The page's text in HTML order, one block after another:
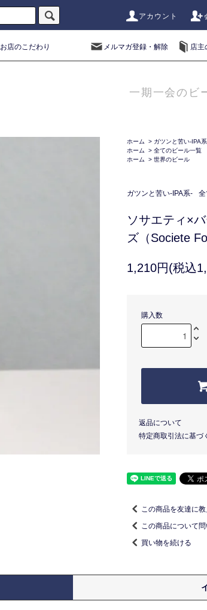
アカウント
お店のこだわり メルマガ登録・解除 店主
一期一会のビ
ホーム > ガツンと苦い-IPA
ホーム
> 全てのビール一覧
ホーム
> 世界のビール
ガツンと苦い-IPA系-
ソサエティ×
ズ（Societe
1,210円(税込
購入数
返品について
特定商取引法に基づ
この商品を友達に教
この商品について
買い物を続ける